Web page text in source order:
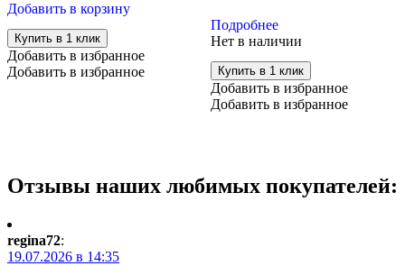
Добавить в корзину
Купить в 1 клик
Добавить в избранное
Добавить в избранное
Подробнее
Нет в наличии
Купить в 1 клик
Добавить в избранное
Добавить в избранное
Отзывы наших любимых покупателей:
regina72:
19.07.2026 в 14:35